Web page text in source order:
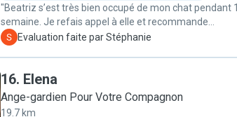
"Beatriz s’est très bien occupé de mon chat pendant 1
semaine. Je refais appel à elle et recommande
fortement. "
S Evaluation faite par Stéphanie
16. Elena
Ange-gardien Pour Votre Compagnon
19.7 km